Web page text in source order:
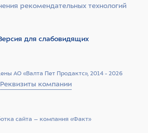
АО «Валта Пет Продактс», 2014 - 2026
Реквизиты компании
рекомендательных технологий
для слабовидящих
сайта –­ компания «Факт»